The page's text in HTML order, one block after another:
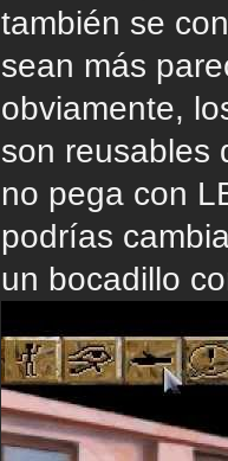
también se
sean más
obviamente,
son reusables
no pega con
podrías
un bocadillo